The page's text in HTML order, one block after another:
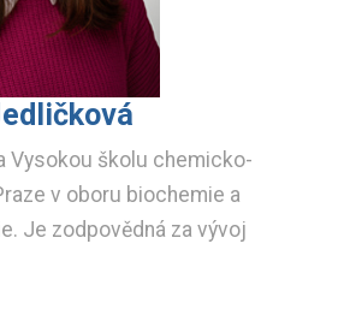
Vysokou školu chemicko-
v oboru biochemie a
Je zodpovědná za vývoj